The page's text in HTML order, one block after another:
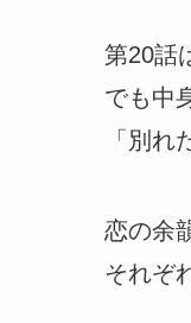
第20話
でも中
「別
恋の余
それぞ